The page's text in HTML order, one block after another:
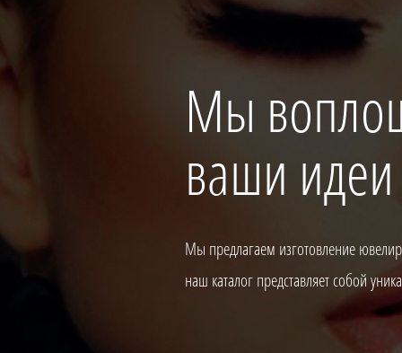
Мы
ваши идеи
Мы предлагаем изготовление
наш каталог представляет собой